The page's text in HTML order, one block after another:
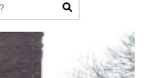
Zoeken